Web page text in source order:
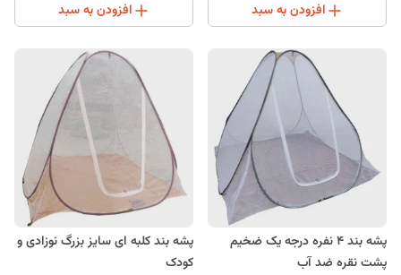
افزودن به سبد افزودن به سبد
پشه بند 4 نفره درجه یک ضخیم
پشت نقره ضد آب
پشه بند کلبه ای سایز بزرگ نوزادی و
کودک